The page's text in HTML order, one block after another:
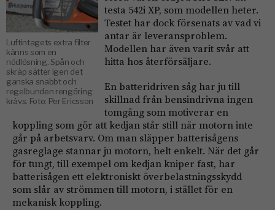
Luftintagets extra filter
känns som en
nödlösning. Spån och
skräp sätter igen det
ganska snabbt och
regelbunden rengöring
krävs. Foto: Per Ericsson
testa 542i XP, som modellen heter.
Testet har dock försenats av vad vi
antar är leveransproblem.
Modellen har även varit svår att
hitta hos återförsäljare.
En batteridriven såg har ju till
skillnad från bensindrivna ingen
tomgång som motiverar en
koppling som gör att kedjan står still när motorn inte
går på arbetsvarv. Om man släpper batterisågens
gasreglage stannar ju motorn, helt enkelt. När det går
för tungt, till exempel om kedjan kniper fast, har
batterisågen ett elektroniskt överbelastningsskydd
som slår av strömmen till motorn, i stället för en
mekanisk koppling.